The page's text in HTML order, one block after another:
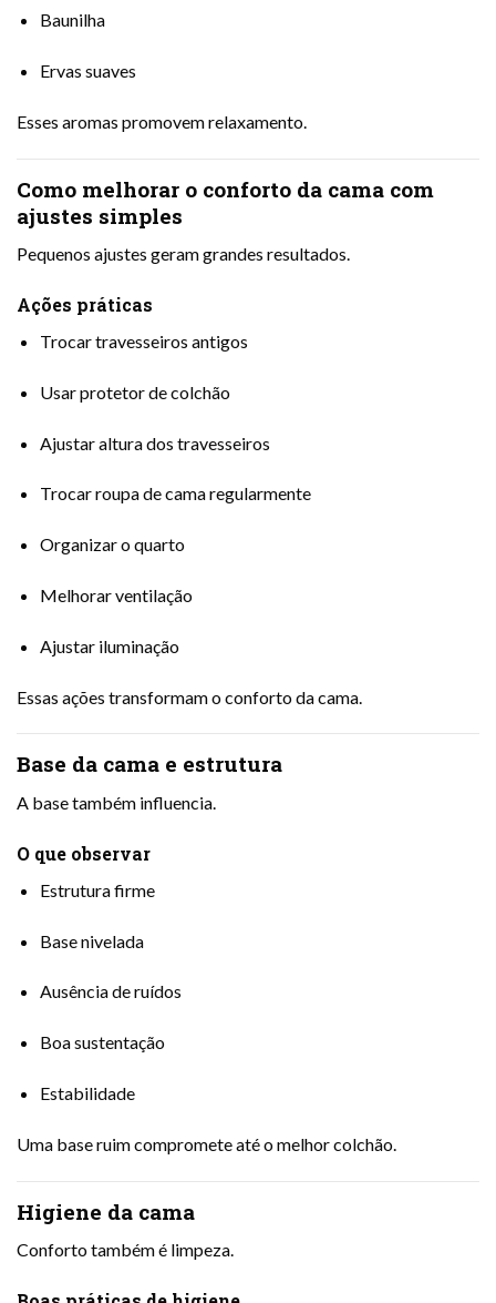
Baunilha
Ervas suaves
Esses aromas promovem relaxamento.
Como melhorar o conforto da cama com
ajustes simples
Pequenos ajustes geram grandes resultados.
Ações práticas
Trocar travesseiros antigos
Usar protetor de colchão
Ajustar altura dos travesseiros
Trocar roupa de cama regularmente
Organizar o quarto
Melhorar ventilação
Ajustar iluminação
Essas ações transformam o conforto da cama.
Base da cama e estrutura
A base também influencia.
O que observar
Estrutura firme
Base nivelada
Ausência de ruídos
Boa sustentação
Estabilidade
Uma base ruim compromete até o melhor colchão.
Higiene da cama
Conforto também é limpeza.